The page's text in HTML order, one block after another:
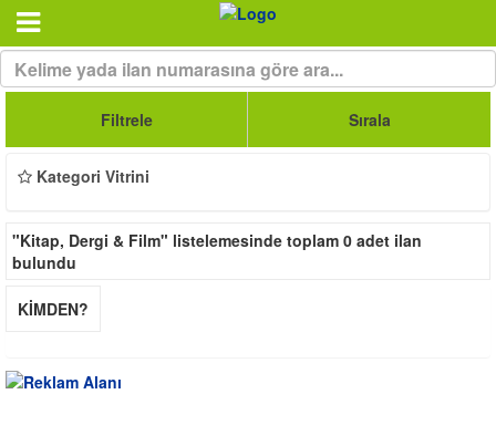
Filtrele Sırala
Kategori Vitrini
"Kitap, Dergi & Film" listelemesinde toplam 0 adet ilan
bulundu
KİMDEN?